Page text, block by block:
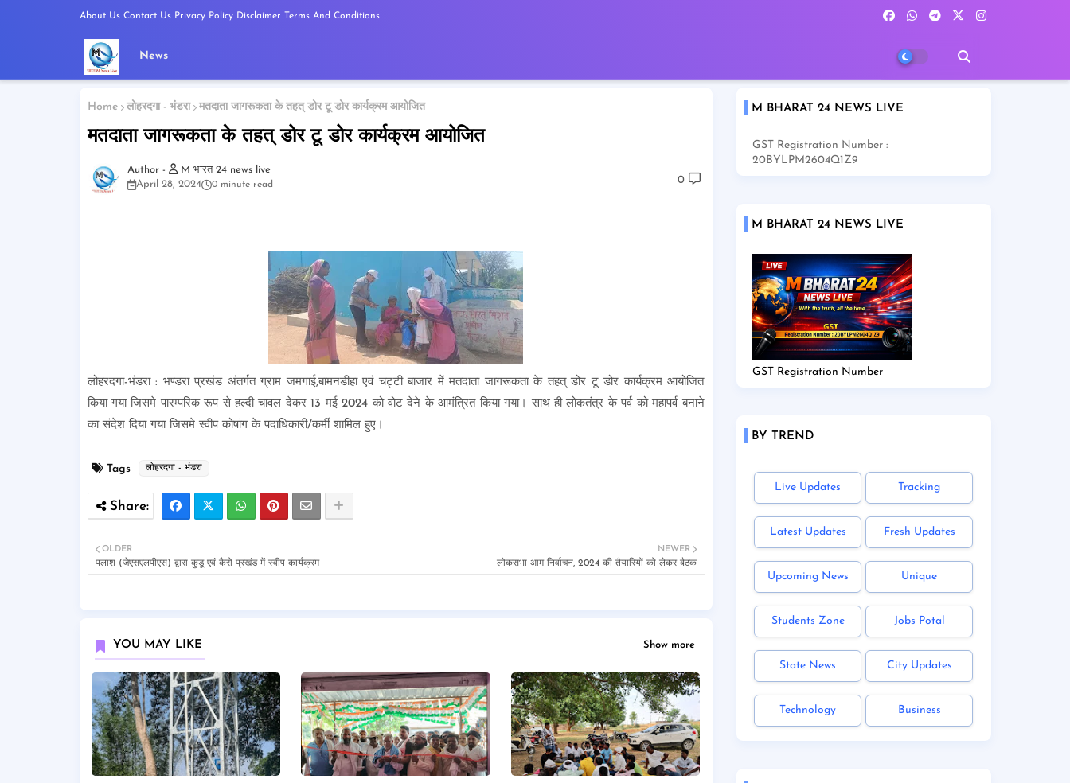
About Us Contact Us Privacy Policy Disclaimer Terms And Conditions
News
Home लोहरदगा - भंडरा मतदाता जागरूकता के तहत् डोर टू डोर कार्यक्रम आयोजित
मतदाता जागरूकता के तहत् डोर टू डोर कार्यक्रम आयोजित
M भारत 24 news live
April 28, 2024
0 minute read 0
लोहरदगा-भंडरा : भण्डरा प्रखंड अंतर्गत ग्राम जमगाई,बामनडीहा एवं चट्टी बाजार में मतदाता जागरूकता के तहत् डोर टू डोर कार्यक्रम आयोजित
किया गया जिसमे पारम्परिक रूप से हल्दी चावल देकर 13 मई 2024 को वोट देने के आमंत्रित किया गया। साथ ही लोकतंत्र के पर्व को महापर्व बनाने
का संदेश दिया गया जिसमे स्वीप कोषांग के पदाधिकारी/कर्मी शामिल हुए।
Tags लोहरदगा - भंडरा
NEWER
लोकसभा आम निर्वाचन, 2024 की तैयारियों को लेकर बैठक
OLDER
पलाश (जेएसएलपीएस) द्वारा कुडू एवं कैरो प्रखंड में स्वीप कार्यक्रम
YOU MAY LIKE Show more
M BHARAT 24 NEWS LIVE
GST Registration Number :
20BYLPM2604Q1Z9
M BHARAT 24 NEWS LIVE
GST Registration Number
BY TREND
Live Updates Tracking
Latest Updates Fresh Updates
Upcoming News Unique
Students Zone Jobs Potal
State News City Updates
Technology Business